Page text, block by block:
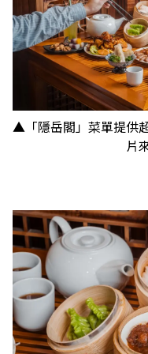
▲「隱岳閣」菜單提供
片